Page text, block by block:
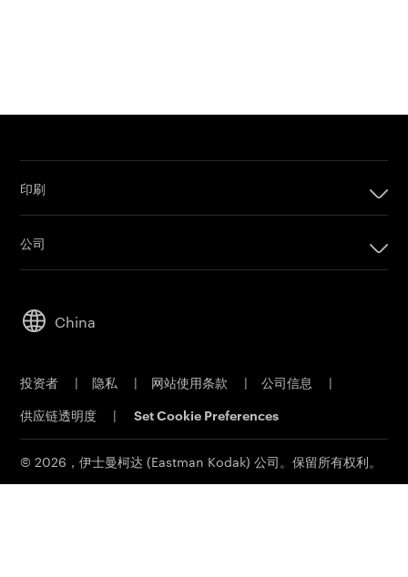
印刷
数码印刷产品
胶版印刷产品
客户门户网站
印刷电子邮件订阅
联系销售部门
公司
可持续发展
人才招聘
材料安全数据表
联系我们
China
投资者 | 隐私 | 网站使用条款 | 公司信息 |
供应链透明度 | Set Cookie Preferences
© 2026，伊士曼柯达 (Eastman Kodak) 公司。保留所有权利。